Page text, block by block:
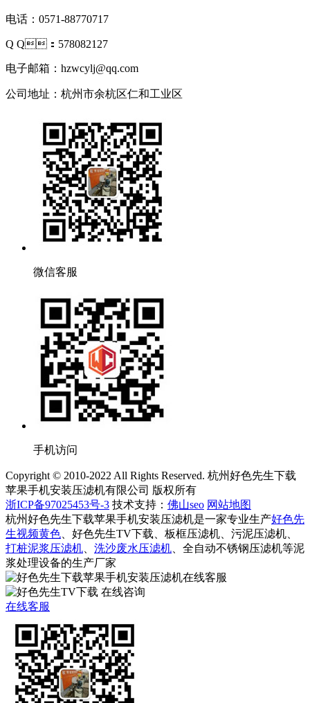
电话：0571-88770717
Q Q：578082127
电子邮箱：hzwcylj@qq.com
公司地址：杭州市余杭区仁和工业区
微信客服
手机访问
Copyright © 2010-2022 All Rights Reserved. 杭州好色先生下载
苹果手机安装压滤机有限公司 版权所有
浙ICP备97025453号-3 技术支持： 佛山seo 网站地图
杭州好色先生下载苹果手机安装压滤机是一家专业生产好色先
生视频黄色 、好色先生TV下载、板框压滤机、污泥压滤机、
打桩泥浆压滤机
洗沙废水压滤机 、全自动不锈钢压滤机等泥
浆处理设备的生产厂家
在线客服